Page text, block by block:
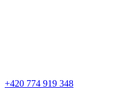
+420 774 919 348